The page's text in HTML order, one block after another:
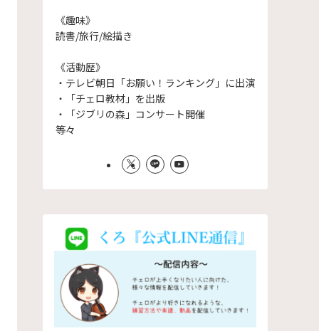
《趣味》
読書/旅行/絵描き
《活動歴》
・テレビ朝日「お願い！ランキング」に出演
・「チェロ教材」を出版
・「ジブリの森」コンサート開催
等々